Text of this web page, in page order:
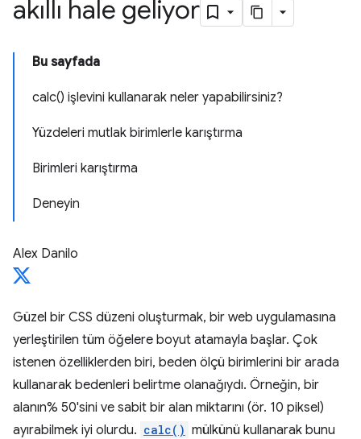
akıllı hale geliyor
Bu sayfada
calc() işlevini kullanarak neler yapabilirsiniz?
Yüzdeleri mutlak birimlerle karıştırma
Birimleri karıştırma
Deneyin
Alex Danilo
Güzel bir CSS düzeni oluşturmak, bir web uygulamasına
yerleştirilen tüm öğelere boyut atamayla başlar. Çok
istenen özelliklerden biri, beden ölçü birimlerini bir arada
kullanarak bedenleri belirtme olanağıydı. Örneğin, bir
alanın% 50'sini ve sabit bir alan miktarını (ör. 10 piksel)
ayırabilmek iyi olurdu. calc() mülkünü kullanarak bunu